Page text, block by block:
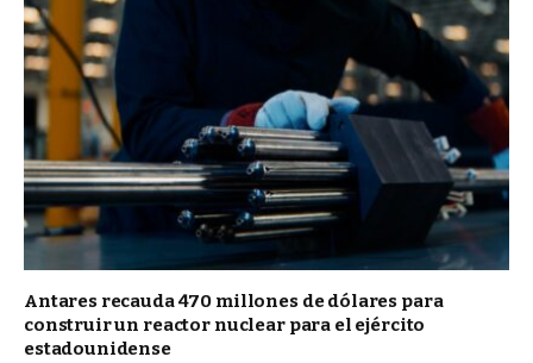
Antares recauda 470 millones de dólares para
construir un reactor nuclear para el ejército
estadounidense